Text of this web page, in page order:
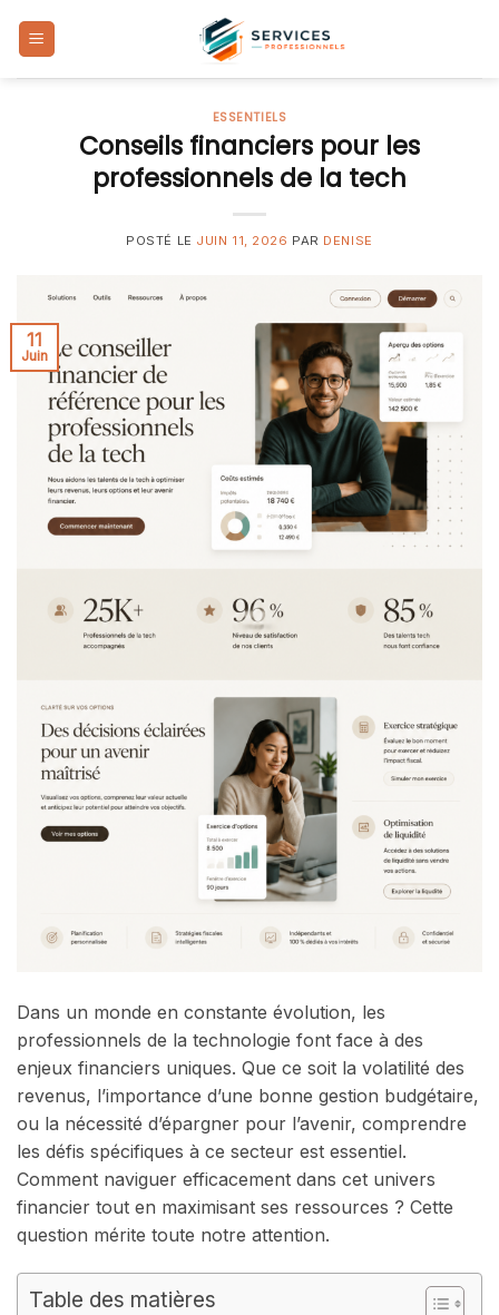
ESSENTIELS
Conseils financiers pour les
professionnels de la tech
POSTÉ LE JUIN 11, 2026 PAR DENISE
11
Juin
Dans un monde en constante évolution, les
professionnels de la technologie font face à des
enjeux financiers uniques. Que ce soit la volatilité des
revenus, l’importance d’une bonne gestion budgétaire,
ou la nécessité d’épargner pour l’avenir, comprendre
les défis spécifiques à ce secteur est essentiel.
Comment naviguer efficacement dans cet univers
financier tout en maximisant ses ressources ? Cette
question mérite toute notre attention.
Table des matières